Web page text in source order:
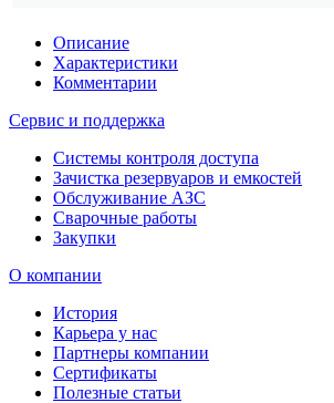
Описание
Характеристики
Комментарии
Сервис и поддержка
Системы контроля доступа
Зачистка резервуаров и емкостей
Обслуживание АЗС
Сварочные работы
Закупки
О компании
История
Карьера у нас
Партнеры компании
Сертификаты
Полезные статьи